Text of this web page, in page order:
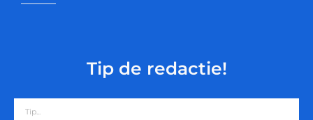
Tip de redactie!